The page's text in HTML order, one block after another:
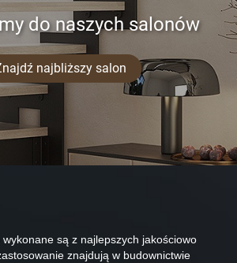
do naszych salonów
najbliższy salon
są z najlepszych jakościowo
znajdują w budownictwie